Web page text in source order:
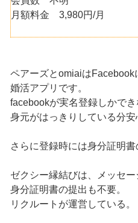
月額料金 3,980円/月
ペアーズとomiaiは
婚活アプリです。
facebookが実名登録しかで
身元がはっきりしている分安
さらに登録時には身分証明書
ゼクシー縁結びは、メッセー
身分証明書の提出も不要。
リクルートが運営している。